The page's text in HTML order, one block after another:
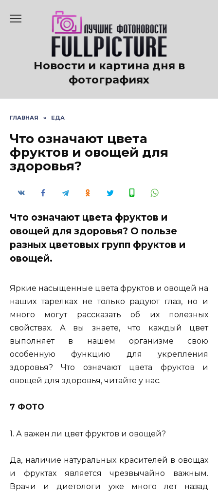
содержанию
Новости и картина дня в
фотографиях
ГЛАВНАЯ » ЕДА
Что означают цвета
фруктов и овощей для
здоровья?
Что означают цвета фруктов и
овощей для здоровья? О пользе
разных цветовых групп фруктов и
овощей.
Яркие насыщенные цвета фруктов и овощей на
наших тарелках не только радуют глаз, но и
много могут рассказать об их полезных
свойствах. А вы знаете, что каждый цвет
выполняет в нашем организме свою
особенную функцию для укрепления
здоровья? Что означают цвета фруктов и
овощей для здоровья, читайте у нас.
7 ФОТО
1. А важен ли цвет фруктов и овощей?
Да, наличие натуральных красителей в овощах
и фруктах является чрезвычайно важным.
Врачи и диетологи уже много лет назад